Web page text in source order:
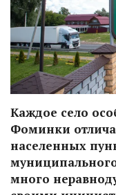
Каждое село
Фоминки
населенных
много